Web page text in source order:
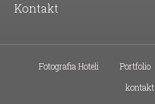
Kontakt
Fotografia Hoteli Portfolio
kontakt